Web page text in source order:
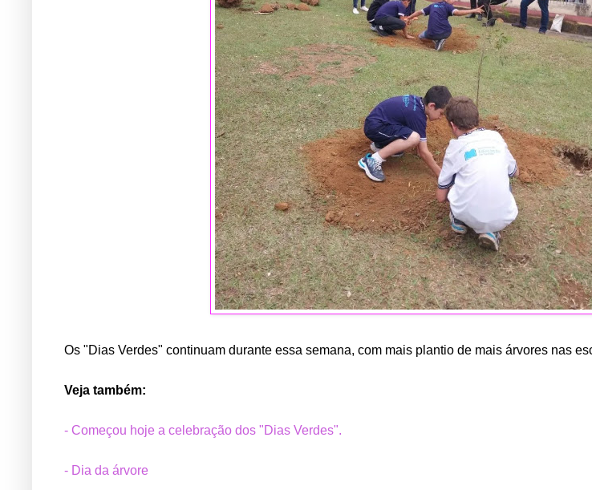
Os "Dias Verdes" continuam durante essa semana, com mais plantio de mais árvores nas
Veja também:
- Começou hoje a celebração dos "Dias Verdes".
- Dia da árvore